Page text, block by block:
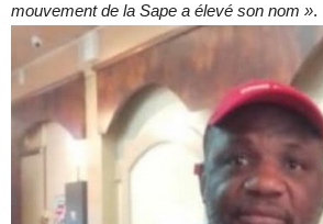
mouvement de la Sape a élevé son nom ».